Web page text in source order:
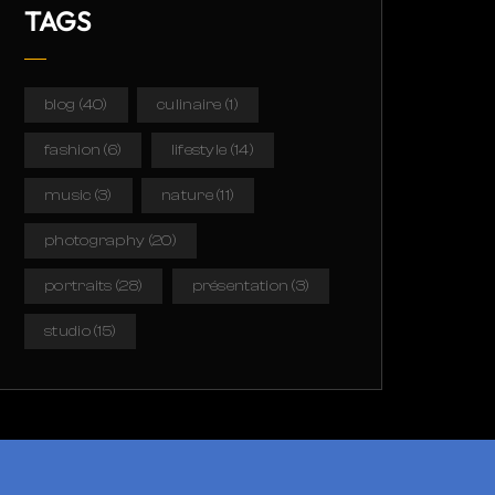
TAGS
blog (40) culinaire (1)
fashion (6) lifestyle (14)
music (3) nature(11)
photography (20)
portraits (28) présentation (3)
studio(15)